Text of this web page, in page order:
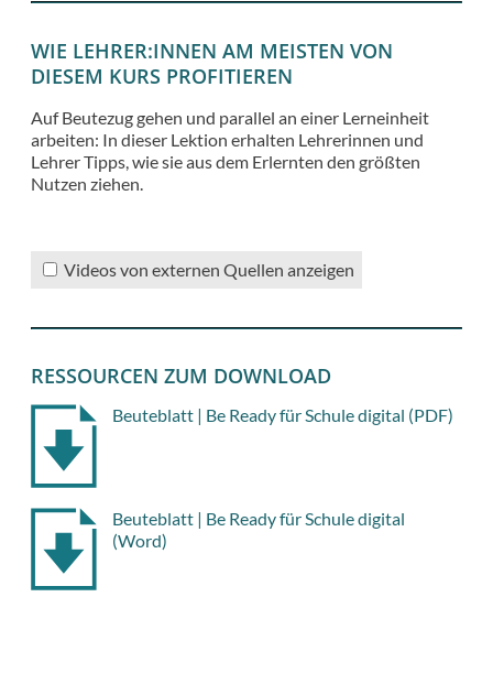
WIE LEHRER:INNEN AM MEISTEN VON
DIESEM KURS PROFITIEREN
Auf Beutezug gehen und parallel an einer Lerneinheit
arbeiten: In dieser Lektion erhalten Lehrerinnen und
Lehrer Tipps, wie sie aus dem Erlernten den größten
Nutzen ziehen.
Videos von externen Quellen anzeigen
RESSOURCEN ZUM DOWNLOAD
Beuteblatt | Be Ready für Schule digital (PDF)
Beuteblatt | Be Ready für Schule digital
(Word)